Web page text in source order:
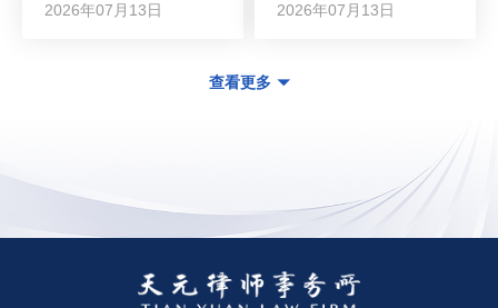
2026年07月13日 2026年07月13日
查看更多